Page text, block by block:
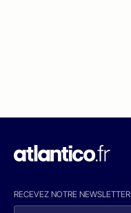
RECEVEZ NOTRE NEWSLETTER